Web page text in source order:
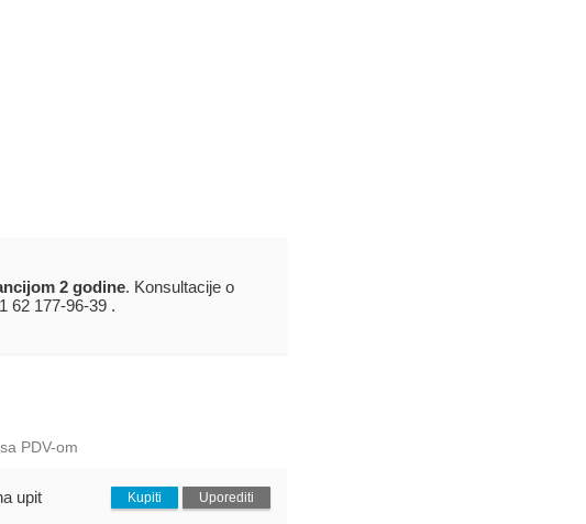
2 godine. Konsultacije o
62 177-96-39 .
PDV-om
upit Kupiti Uporediti